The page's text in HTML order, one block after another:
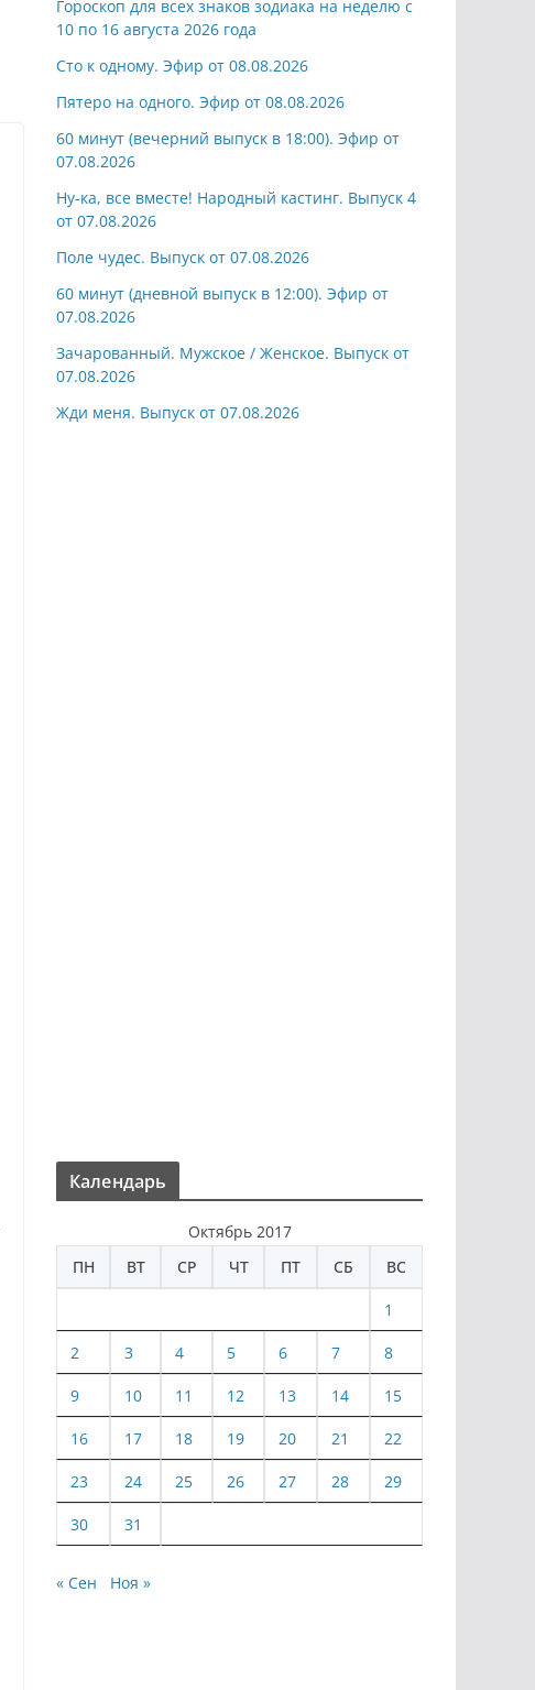
Гороскоп для всех знаков зодиака на неделю с
10 по 16 августа 2026 года
Сто к одному. Эфир от 08.08.2026
Пятеро на одного. Эфир от 08.08.2026
60 минут (вечерний выпуск в 18:00). Эфир от
07.08.2026
Ну-ка, все вместе! Народный кастинг. Выпуск 4
от 07.08.2026
Поле чудес. Выпуск от 07.08.2026
60 минут (дневной выпуск в 12:00). Эфир от
07.08.2026
Зачарованный. Мужское / Женское. Выпуск от
07.08.2026
Жди меня. Выпуск от 07.08.2026
Календарь
Октябрь 2017
ПН
ВТ СР ЧТ ПТ СБ ВС
1
2 3 4 5 6 7 8
9 10 11 12 13 14 15
16 17 18 19 20 21 22
23 24 25 26 27 28 29
30 31
« Сен Ноя »